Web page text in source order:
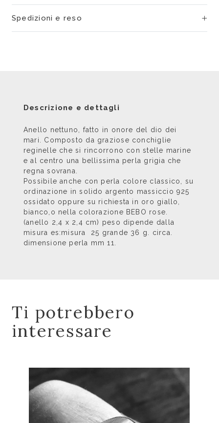
Spedizioni e reso
Descrizione e dettagli
Anello nettuno, fatto in onore del dio dei
mari. Composto da graziose conchiglie
reginelle che si rincorrono con stelle marine
e al centro una bellissima perla grigia che
regna sovrana.
Possibile anche con perla colore classico, su
ordinazione in solido argento massiccio 925
ossidato oppure su richiesta in oro giallo,
bianco,o nella colorazione BEBO rose.
(anello 2,4 x 2,4 cm) peso dipende dalla
misura es:misura 25 grande 36 g. circa.
dimensione perla mm 11.
Ti potrebbero
interessare